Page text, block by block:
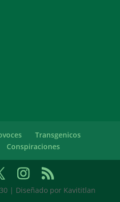
Transgenicos
Conspiraciones
| Diseñado por Kavititlan